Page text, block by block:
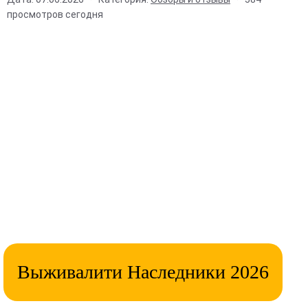
просмотров сегодня
Выживалити Наследники 2026